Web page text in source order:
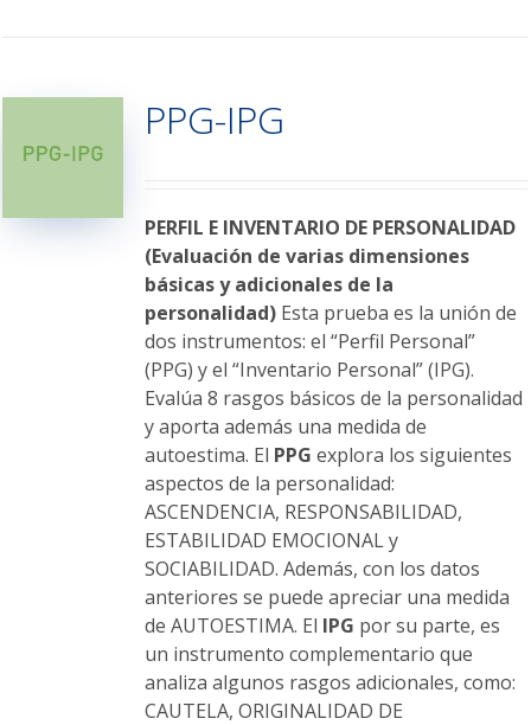
Las
opciones
elegir
en
la
página
de
producto
PPG-IPG
PERFIL E INVENTARIO DE PERSONALIDAD
(Evaluación de varias dimensiones
básicas y adicionales de la
personalidad)Esta prueba es la unión de
dos instrumentos: el “Perfil Personal”
(PPG) y el “Inventario Personal” (IPG).
Evalúa 8 rasgos básicos de la personalidad
y aporta además una medida de
autoestima. El PPG explora los siguientes
aspectos de la personalidad:
ASCENDENCIA, RESPONSABILIDAD,
ESTABILIDAD EMOCIONAL y
SOCIABILIDAD. Además, con los datos
anteriores se puede apreciar una medida
de AUTOESTIMA. El IPG por su parte, es
un instrumento complementario que
analiza algunos rasgos adicionales, como:
CAUTELA, ORIGINALIDAD DE